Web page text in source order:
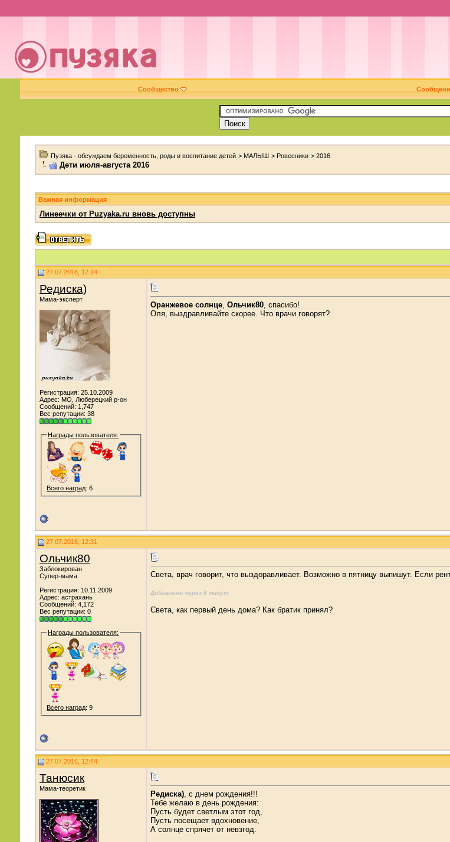
Сообщество
Пузяка - обсуждаем беременность, роды и воспитание детей > МАЛЫШ > Ровесники > 2016
Дети июля-августа 2016
Важная информация
Линеечки от Puzyaka.ru вновь доступны
27.07.2016, 12:14
Редиска)
Мама-эксперт
Регистрация: 25.10.2009
Адрес: МО, Люберецкий р-он
Сообщений: 1,747
Вес репутации: 38
Награды пользователя:
Всего наград: 6
Оранжевое солнце, Ольчик80, спасибо!
Оля, выздравливайте скорее. Что врачи говорят?
27.07.2016, 12:31
Ольчик80
Заблокирован
Супер-мама
Регистрация: 10.11.2009
Адрес: астрахань
Сообщений: 4,172
Вес репутации: 0
Награды пользователя:
Всего наград: 9
Света, врач говорит, что выздоравливает. Возможно в пятницу выпишут. Если
Добавлено через 6 минут
Света, как первый день дома? Как братик принял?
27.07.2016, 12:44
Танюсик
Мама-теоретик
Редиска), с днем рождения!!!
Тебе желаю в день рождения:
Пусть будет светлым этот год,
Пусть посещает вдохновение,
А солнце спрячет от невзгод.